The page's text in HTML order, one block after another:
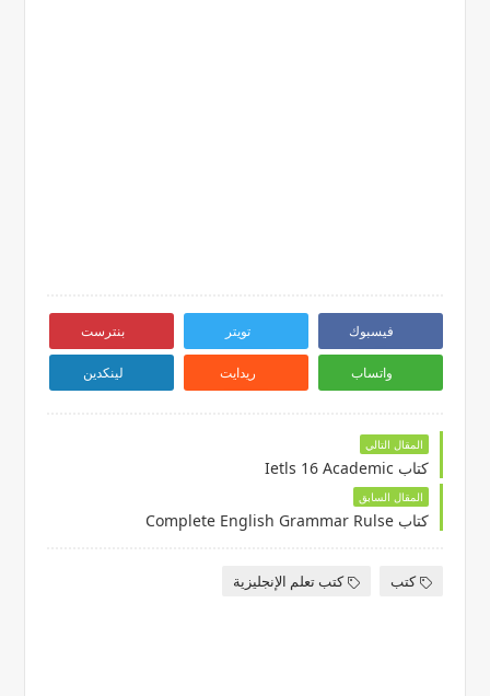
فيسبوك تويتر بنترست
واتساب ريدايت لينكدين
المقال التالي
كتاب Ietls 16 Academic
المقال السابق
كتاب Complete English Grammar Rulse
كتب كتب تعلم الإنجليزية